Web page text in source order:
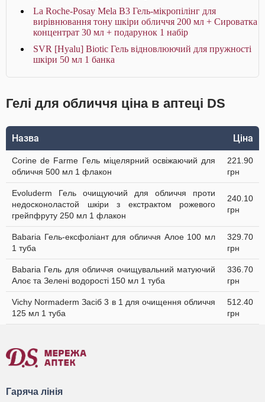
La Roche-Posay Mela B3 Гель-мікропілінг для
вирівнювання тону шкіри обличчя 200 мл + Сироватка
концентрат 30 мл + подарунок 1 набір
SVR [Hyalu] Biotic Гель відновлюючий для пружності
шкіри 50 мл 1 банка
Гелі для обличчя ціна в аптеці DS
Назва Ціна
Corine de Farme Гель міцелярний освіжаючий для
обличчя 500 мл 1 флакон
221.90
грн
Evoluderm Гель очищуючий для обличчя проти
недосконоластой шкіри з екстрактом рожевого
грейпфруту 250 мл 1 флакон
240.10
грн
Babaria Гель-ексфоліант для обличчя Алое 100 мл
1 туба
329.70
грн
Babaria Гель для обличчя очищувальний матуючий
Алоє та Зелені водорості 150 мл 1 туба
336.70
грн
Vichy Normaderm Засіб 3 в 1 для очищення обличчя
125 мл 1 туба
512.40
грн
Гаряча лінія